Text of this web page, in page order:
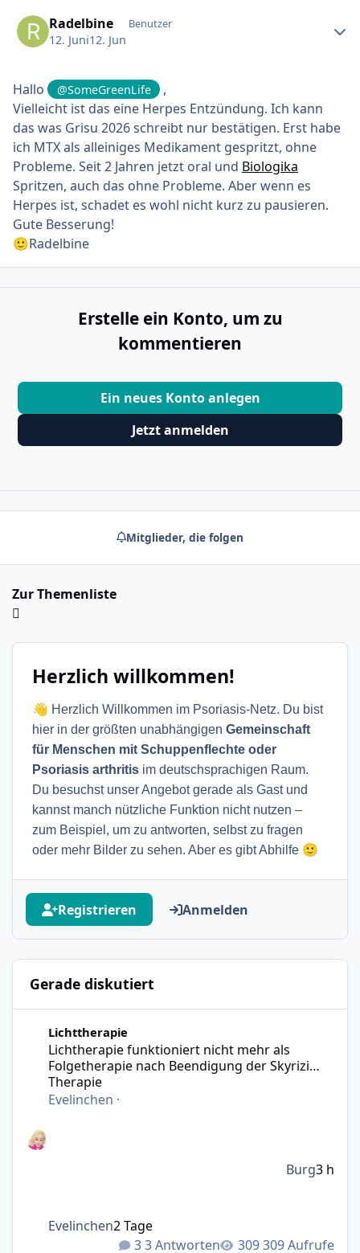
Radelbine Benutzer
12. Juni12. Jun
Hallo @SomeGreenLife
,
Vielleicht ist das eine Herpes Entzündung. Ich kann
das was Grisu 2026 schreibt nur bestätigen. Erst habe
ich MTX als alleiniges Medikament gespritzt, ohne
Probleme. Seit 2 Jahren jetzt oral und Biologika
Spritzen, auch das ohne Probleme. Aber wenn es
Herpes ist, schadet es wohl nicht kurz zu pausieren.
Gute Besserung!
🙂Radelbine
Erstelle ein Konto, um zu
kommentieren
Ein neues Konto anlegen
Jetzt anmelden
Mitglieder, die folgen
Zur Themenliste
Herzlich willkommen!
👋 Herzlich Willkommen im Psoriasis-Netz. Du bist
hier in der größten unabhängigen Gemeinschaft
für Menschen mit Schuppenflechte oder
Psoriasis arthritis im deutschsprachigen Raum.
Du besuchst unser Angebot gerade als Gast und
kannst manch nützliche Funktion nicht nutzen –
zum Beispiel, um zu antworten, selbst zu fragen
oder mehr Bilder zu sehen. Aber es gibt Abhilfe 🙂
Registrieren Anmelden
Gerade diskutiert
Lichttherapie
Lichtherapie funktioniert nicht mehr als
Folgetherapie nach Beendigung der Skyrizi
Therapie
Evelinchen ·
3 Antworten 309 Aufrufe
Evelinchen2 Tage
Burg3 h